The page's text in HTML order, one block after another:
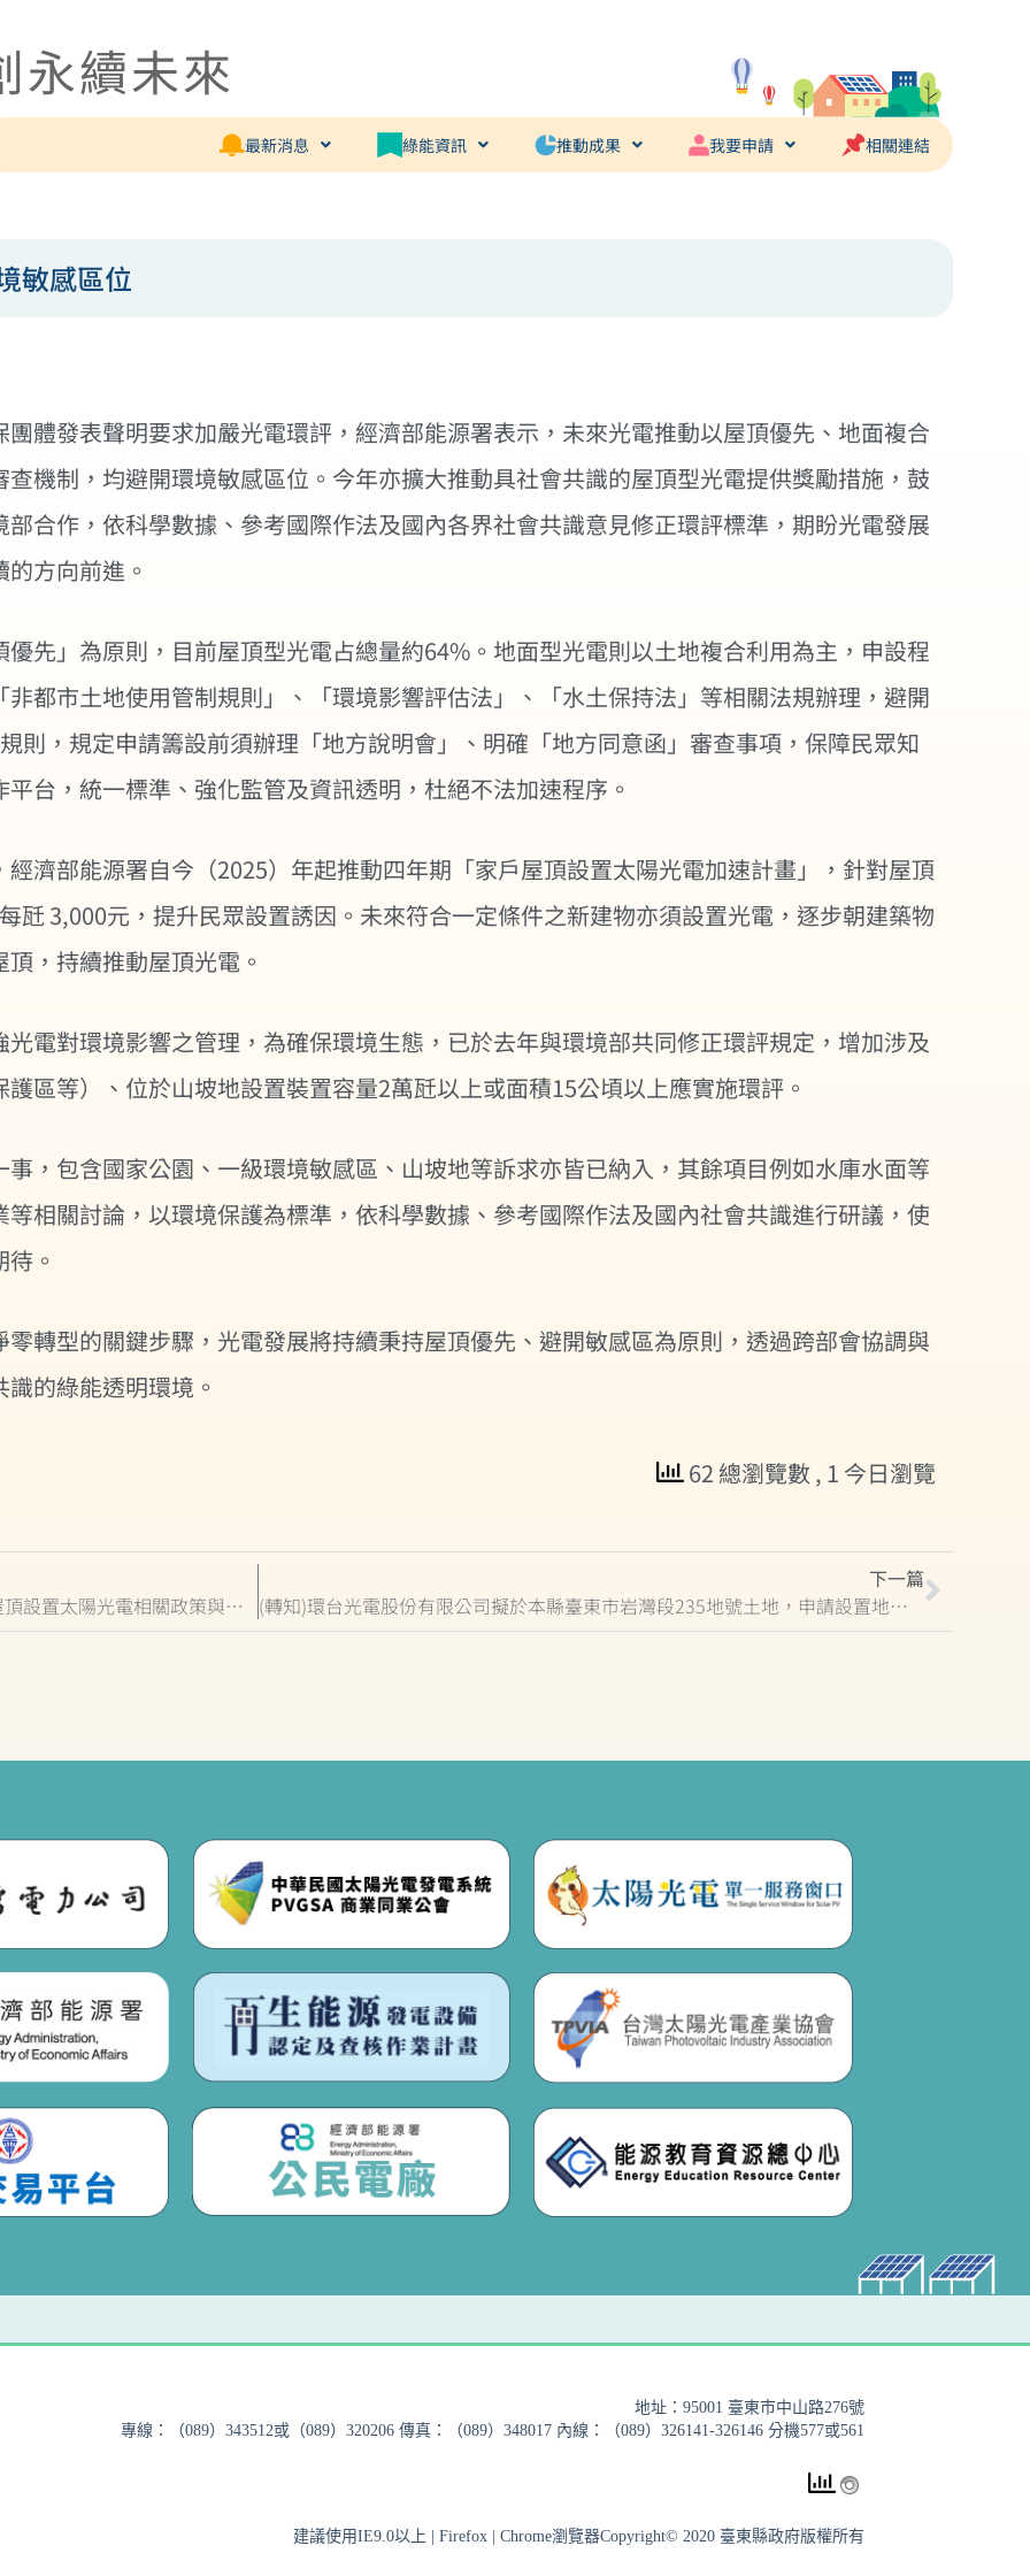
永續未來
最新消息 綠能資訊 推動成果 我要申請 相關連結
敏感區位
體發表聲明要求加嚴光電環評，經濟部能源署表示，未來光電推動以屋頂優先、地面複合
機制，均避開環境敏感區位。今年亦擴大推動具社會共識的屋頂型光電提供獎勵措施，鼓
合作，依科學數據、參考國際作法及國內各界社會共識意見修正環評標準，期盼光電發展
方向前進。
先」為原則，目前屋頂型光電占總量約64%。地面型光電則以土地複合利用為主，申設程
都市土地使用管制規則」、「環境影響評估法」、「水土保持法」等相關法規辦理，避開
則，規定申請籌設前須辦理「地方說明會」、明確「地方同意函」審查事項，保障民眾知
台，統一標準、強化監管及資訊透明，杜絕不法加速程序。
濟部能源署自今（2025）年起推動四年期「家戶屋頂設置太陽光電加速計畫」，針對屋頂
瓩 3,000元，提升民眾設置誘因。未來符合一定條件之新建物亦須設置光電，逐步朝建築物
，持續推動屋頂光電。
電對環境影響之管理，為確保環境生態，已於去年與環境部共同修正環評規定，增加涉及
區等）、位於山坡地設置裝置容量2萬瓩以上或面積15公頃以上應實施環評。
，包含國家公園、一級環境敏感區、山坡地等訴求亦皆已納入，其餘項目例如水庫水面等
相關討論，以環境保護為標準，依科學數據、參考國際作法及國內社會共識進行研議，使
。
轉型的關鍵步驟，光電發展將持續秉持屋頂優先、避開敏感區為原則，透過跨部會協調與
的綠能透明環境。
62 總瀏覽數, 1 今日瀏覽
臺東縣政府將於10月23、10月28日舉辦推動家戶屋頂設置太陽光電相關政策與補助宣導說明會
下一篇
(轉知)環台光電股份有限公司擬於本縣臺東市岩灣段235地號土地，申請設置地面型太陽光電設施
地址：95001 臺東市中山路276號
專線：（089）343512或（089）320206 傳真：（089）348017 內線：（089）326141-326146 分機577或561
建議使用IE9.0以上 | Firefox | Chrome瀏覽器Copyright© 2020 臺東縣政府版權所有